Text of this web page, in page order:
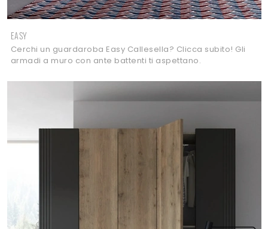
EASY
Cerchi un guardaroba Easy Callesella? Clicca subito! Gli
armadi a muro con ante battenti ti aspettano.